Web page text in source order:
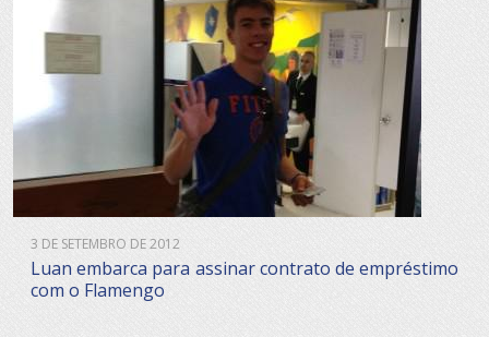
3 DE SETEMBRO DE 2012
Luan embarca para assinar contrato de empréstimo
com o Flamengo